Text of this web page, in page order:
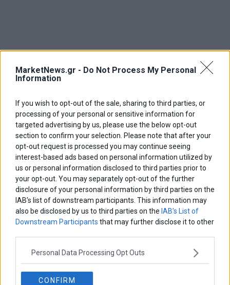
MarketNews.gr - Do Not Process My Personal
Information
If you wish to opt-out of the sale, sharing to third parties, or
processing of your personal or sensitive information for
targeted advertising by us, please use the below opt-out
section to confirm your selection. Please note that after your
opt-out request is processed you may continue seeing
interest-based ads based on personal information utilized by
us or personal information disclosed to third parties prior to
your opt-out. You may separately opt-out of the further
disclosure of your personal information by third parties on the
IAB’s list of downstream participants. This information may
also be disclosed by us to third parties on the IAB’s List of
Downstream Participants that may further disclose it to other
Personal Data Processing Opt Outs
CONFIRM
ΑΡΘΡΟΓΡΑΦΟΙ
Ελευθερία Κούρταλη
Οι «τιμωροί» των ομολόγων επέστρεψαν
Η αληθινή παιδεία ξεκινά από την ψυχή…